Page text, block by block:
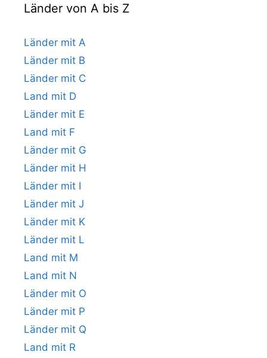
Länder von A bis Z
Länder mit A
Länder mit B
Länder mit C
Land mit D
Länder mit E
Land mit F
Länder mit G
Länder mit H
Länder mit I
Länder mit J
Länder mit K
Länder mit L
Land mit M
Land mit N
Länder mit O
Länder mit P
Länder mit Q
Land mit R